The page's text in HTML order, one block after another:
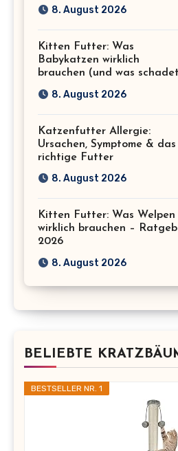
8. August 2026
Kitten Futter: Was
Babykatzen wirklich
brauchen (und was
8. August 2026
Katzenfutter Allergie:
Ursachen, Symptome & das
richtige Futter
8. August 2026
Kitten Futter: Was Welpen
wirklich brauchen –
2026
8. August 2026
BELIEBTE
BESTSELLER NR. 1